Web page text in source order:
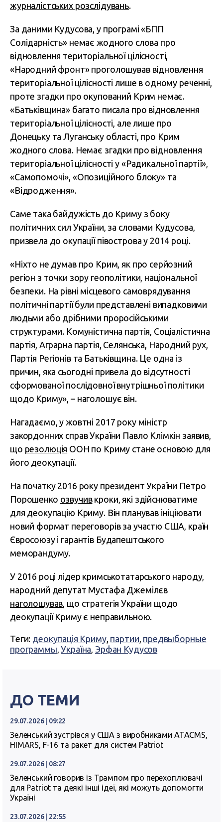
журналістських розслідувань.
За даними Кудусова, у програмі «БПП
Солідарність» немає жодного слова про
відновлення територіальної цілісності,
«Народний фронт» проголошував відновлення
територіальної цілісності лише в одному реченні,
проте згадки про окупований Крим немає.
«Батьківщина» багато писала про відновлення
територіальної цілісності, але лише про
Донецьку та Луганську області, про Крим
жодного слова. Немає згадки про відновлення
територіальної цілісності у «Радикальної партії»,
«Самопомочі», «Опозиційного блоку» та
«Відродження».
Саме така байдужість до Криму з боку
політичних сил України, за словами Кудусова,
призвела до окупації півострова у 2014 році.
«Ніхто не думав про Крим, як про серйозний
регіон з точки зору геополітики, національної
безпеки. На рівні місцевого самоврядування
політичні партії були представлені випадковими
людьми або дрібними проросійськими
структурами. Комуністична партія, Соціалістична
партія, Аграрна партія, Селянська, Народний рух,
Партія Регіонів та Батьківщина. Це одна із
причин, яка сьогодні привела до відсутності
сформованої послідовної внутрішньої політики
щодо Криму», – наголошує він.
Нагадаємо, у жовтні 2017 року міністр
закордонних справ України Павло Клімкін заявив,
що резолюція ООН по Криму стане основою для
його деокупації.
На початку 2016 року президент України Петро
Порошенко озвучивкроки, які здійснюватиме
для деокупацію Криму. Він планував ініціювати
новий формат переговорів за участю США, країн
Євросоюзу і гарантів Будапештського
меморандуму.
У 2016 році лідер кримськотатарського народу,
народний депутат Мустафа Джемілєв
наголошував, що стратегія України щодо
деокупації Криму є неправильною.
Теги: деокупація Криму, партии, предвыборные
программы,Україна, Эрфан Кудусов
ДО ТЕМИ
29.07.2026 | 09:22
Зеленський зустрівся у США з виробниками ATACMS,
HIMARS, F-16 та ракет для систем Patriot
29.07.2026 | 08:27
Зеленський говорив із Трампом про перехоплювачі
для Patriot та деякі інші ідеї, які можуть допомогти
Україні
23.07.2026 | 22:55